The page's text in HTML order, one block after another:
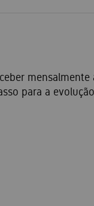
mensalmente
para a